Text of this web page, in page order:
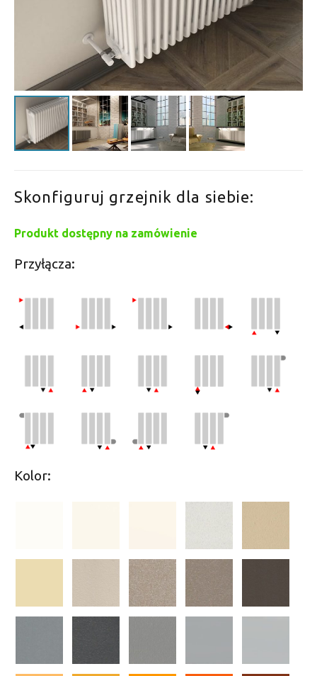
Skonfiguruj grzejnik dla siebie:
Produkt dostępny na zamówienie
Przyłącza:
Kolor: